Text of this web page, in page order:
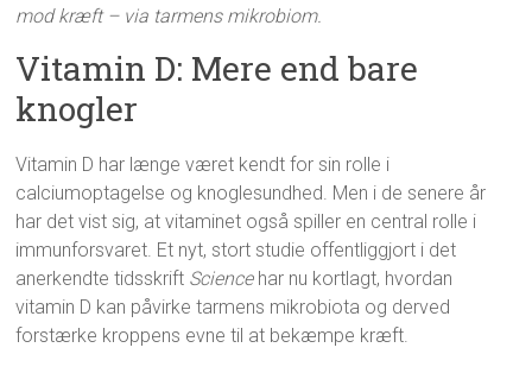
mod kræft – via tarmens mikrobiom.
Vitamin D: Mere end bare
knogler
Vitamin D har længe været kendt for sin rolle i
calciumoptagelse og knoglesundhed. Men i de senere år
har det vist sig, at vitaminet også spiller en central rolle i
immunforsvaret. Et nyt, stort studie offentliggjort i det
anerkendte tidsskrift Sciencehar nu kortlagt, hvordan
vitamin D kan påvirke tarmens mikrobiota og derved
forstærke kroppens evne til at bekæmpe kræft.